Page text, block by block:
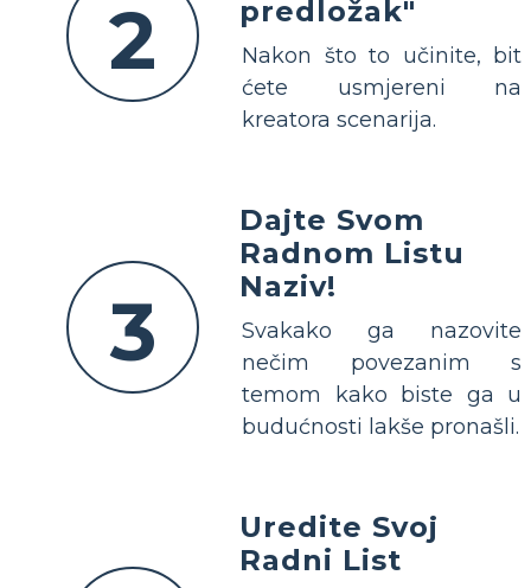
2 predložak"
Nakon što to učinite, bit
ćete usmjereni na
kreatora scenarija.
3
Dajte Svom
Radnom Listu
Naziv!
Svakako ga nazovite
nečim povezanim s
temom kako biste ga u
budućnosti lakše pronašli.
Uredite Svoj
Radni List